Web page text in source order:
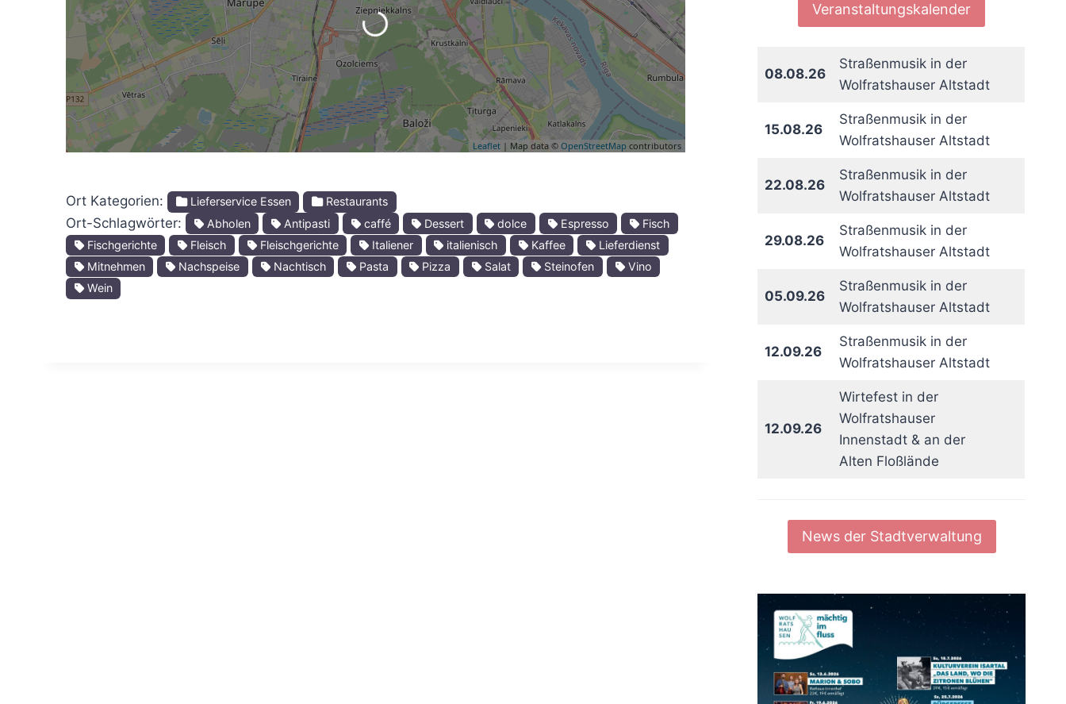
Leaflet| Map data © OpenStreetMap contributors
Wird geladen …
Ort Kategorien: Lieferservice Essen Restaurants
Ort-Schlagwörter: Abholen Antipasti caffé Dessert dolce Espresso
Fisch
Fischgerichte
Fleisch Fleischgerichte Italiener italienisch Kaffee
Lieferdienst
Mitnehmen
Nachspeise Nachtisch Pasta Pizza Salat Steinofen
Vino
Wein
Veranstaltungskalender
08.08.26
Straßenmusik in der
Wolfratshauser Altstadt
15.08.26
Straßenmusik in der
Wolfratshauser Altstadt
22.08.26
Straßenmusik in der
Wolfratshauser Altstadt
29.08.26
Straßenmusik in der
Wolfratshauser Altstadt
05.09.26
Straßenmusik in der
Wolfratshauser Altstadt
12.09.26
Straßenmusik in der
Wolfratshauser Altstadt
12.09.26
Wirtefest in der
Wolfratshauser
Innenstadt & an der
Alten Floßlände
News der Stadtverwaltung